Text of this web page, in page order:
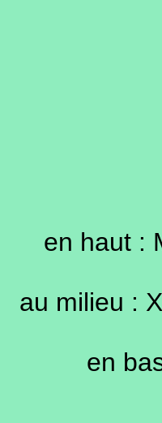
en haut :
au milieu :
en